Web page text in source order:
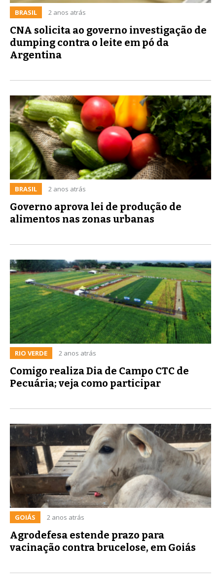
BRASIL 2 anos atrás
CNA solicita ao governo investigação de
dumping contra o leite em pó da
Argentina
BRASIL 2 anos atrás
Governo aprova lei de produção de
alimentos nas zonas urbanas
RIO VERDE 2 anos atrás
Comigo realiza Dia de Campo CTC de
Pecuária; veja como participar
GOIÁS 2 anos atrás
Agrodefesa estende prazo para
vacinação contra brucelose, em Goiás